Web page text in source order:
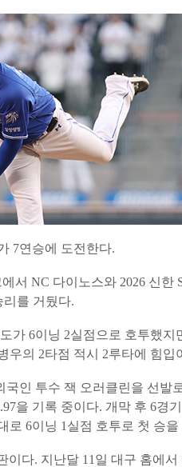
7연승에 도전한다.
서 NC 다이노스와 2026 신
리를 거뒀다.
가 6이닝 2실점으로 호투했
우의 2타점 적시 2루타에 힘
국인 투수 잭 오러클린을 선발
을 기록 중이다. 개막 후 6경
로 6이닝 1실점 호투로 첫 승을
이다. 지난달 11일 대구 홈에